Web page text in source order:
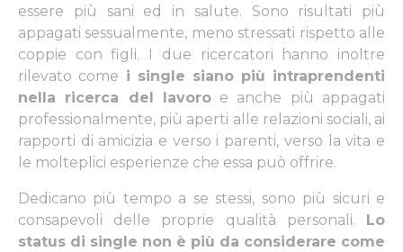
essere più sani ed in salute. Sono risultati più
appagati sessualmente, meno stressati rispetto alle
coppie con figli. I due ricercatori hanno inoltre
rilevato come i single siano più intraprendenti
nella ricerca del lavoroe anche più appagati
professionalmente, più aperti alle relazioni sociali, ai
rapporti di amicizia e verso i parenti, verso la vita e
le molteplici esperienze che essa può offrire.
Dedicano più tempo a se stessi, sono più sicuri e
consapevoli delle proprie qualità personali. Lo
status di single non è più da considerare come